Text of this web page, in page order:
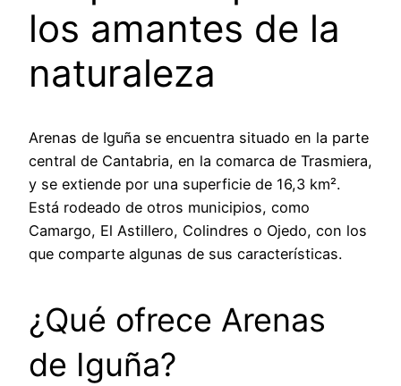
los amantes de la
naturaleza
Arenas de Iguña se encuentra situado en la parte
central de Cantabria, en la comarca de Trasmiera,
y se extiende por una superficie de 16,3 km².
Está rodeado de otros municipios, como
Camargo, El Astillero, Colindres o Ojedo, con los
que comparte algunas de sus características.
¿Qué ofrece Arenas
de Iguña?